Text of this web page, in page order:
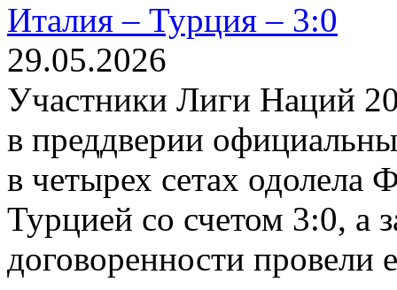
Италия – Турция – 3:0
29.05.2026
Участники Лиги Наций
в преддверии
в четырех сетах одолела
Турцией со счетом 3:0, а
договоренности провели